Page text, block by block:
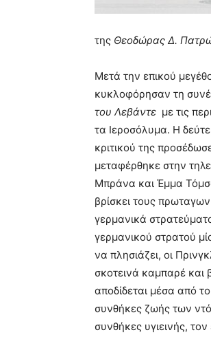
της Θεοδώρας Δ.
Μετά την επικού
κυκλοφόρησαν τη
του Λεβάντε με τις
τα Ιεροσόλυμα. Η
κριτικού της
μεταφέρθηκε στην
Μπράνα και Έμμα
βρίσκει τους
γερμανικά
γερμανικού στρατού
να πλησιάζει, οι
σκοτεινά καμπαρέ και
αποδίδεται μέσα από
συνθήκες ζωής των
συνθήκες υγιεινής,